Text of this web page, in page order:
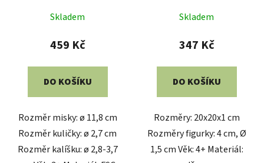
Skladem
459 Kč
DO KOŠÍKU
Rozměr misky: ø 11,8 cm
Rozměr kuličky: ø 2,7 cm
Rozměr kalíšku: ø 2,8-3,7
Skladem
347 Kč
DO KOŠÍKU
Rozměry: 20x20x1 cm
Rozměry figurky: 4 cm, Ø
1,5 cm Věk: 4+ Materiál: